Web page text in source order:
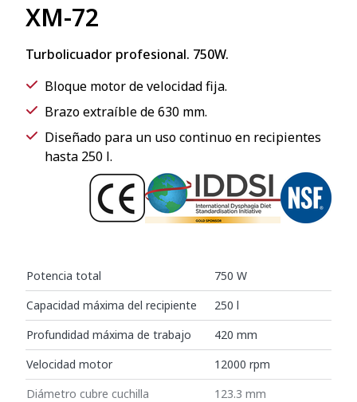
XM-72
Turbolicuador profesional. 750W.
Bloque motor de velocidad fija.
Brazo extraíble de 630 mm.
Diseñado para un uso continuo en recipientes
hasta 250 l.
Potencia total
750 W
Capacidad máxima del recipiente
250 l
Profundidad máxima de trabajo
420 mm
Velocidad motor
12000 rpm
Diámetro cubre cuchilla
123.3 mm